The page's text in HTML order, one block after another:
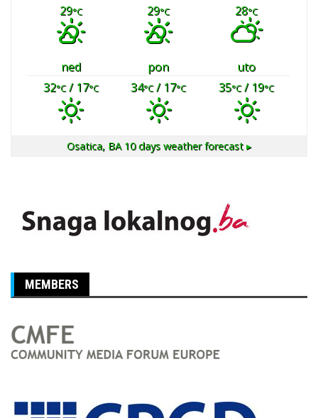
29°C 29°C 28°C
ned pon
uto
32°C/ 17°C 34°C/ 17°C 35°C/ 19°C
Osatica, BA10 days weather forecast ▸
MEMBERS